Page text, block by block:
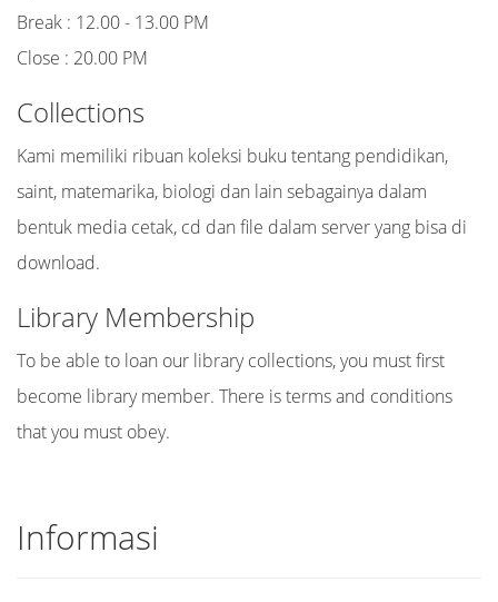
Break : 12.00 - 13.00 PM
Close : 20.00 PM
Collections
Kami memiliki ribuan koleksi buku tentang pendidikan,
saint, matemarika, biologi dan lain sebagainya dalam
bentuk media cetak, cd dan file dalam server yang bisa di
download.
Library Membership
To be able to loan our library collections, you must first
become library member. There is terms and conditions
that you must obey.
Informasi